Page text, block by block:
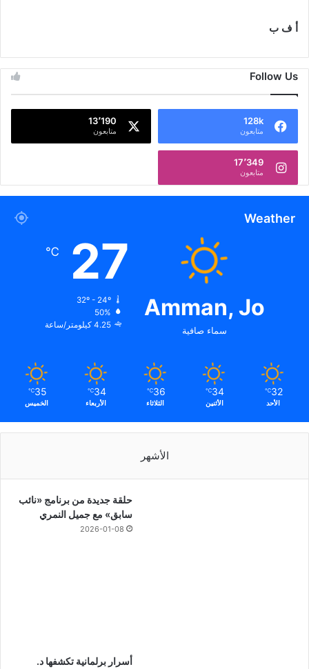
أ ف ب
Follow Us
128k
متابعون
13٬190
متابعون
17٬349
متابعون
Weather
Amman, Jo
سماء صافية
27
℃
32º - 24º
50%
4.25 كيلومتر/ساعة
32
℃
الأحد
34
℃
الأثنين
36
℃
الثلاثاء
34
℃
الأربعاء
35
℃
الخميس
الأشهر
حلقة جديدة من برنامج «نائب
سابق» مع جميل النمري
2026-01-08
أسرار برلمانية تكشفها د.